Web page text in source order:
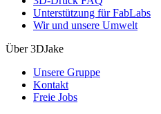
Unterstützung für FabLabs
Wir und unsere Umwelt
Über 3DJake
Unsere Gruppe
Kontakt
Freie Jobs